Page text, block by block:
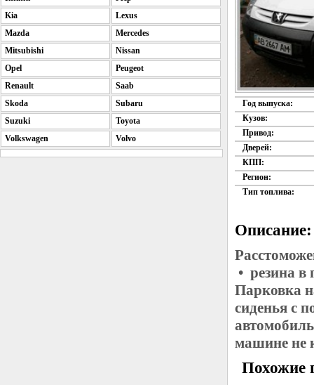
Год выпуска:
Кузов:
Привод:
Дверей:
КПП:
Регион:
Тип топлива:
Описание:
• резина
Парковка
сиденья с
машине не
Похожие
Kia
Lexus
Mazda
Mercedes
Mitsubishi
Nissan
Opel
Peugeot
Renault
Saab
Skoda
Subaru
Suzuki
Toyota
Volkswagen
Volvo